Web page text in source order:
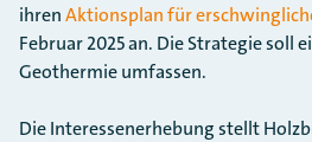
ihrenAktionsplan für
Februar 2025 an. Die Strategie soll
Geothermie umfassen.
Die Interessenerhebung stellt